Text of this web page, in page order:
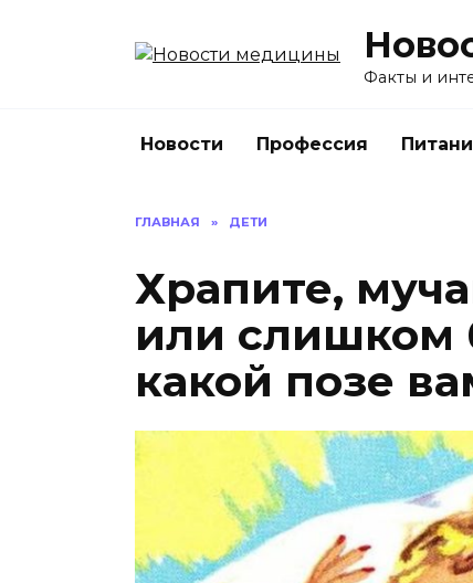
Факты и
Новости Профессия
ГЛАВНАЯ » ДЕТИ
Храпите,
или слишком
какой позе